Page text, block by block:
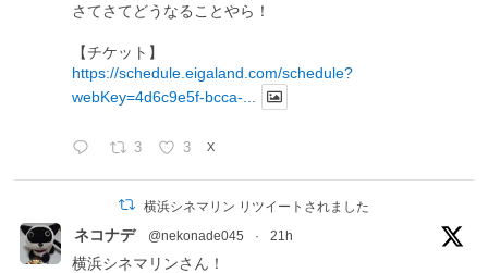
さてさてどうなることやら！
【チケット】
https://schedule.eigaland.com/schedule?
webKey=4d6c9e5f-bcca-...
3 3 X
横浜シネマリン リツイートされました
ネコナデ @nekonade045 · 21h
横浜シネマリンさん！